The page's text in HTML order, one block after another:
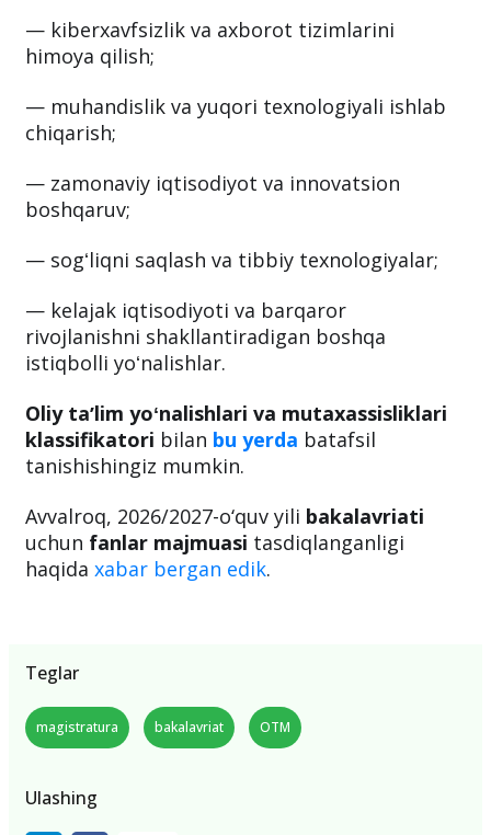
— kiberxavfsizlik va axborot tizimlarini
himoya qilish;
— muhandislik va yuqori texnologiyali ishlab
chiqarish;
— zamonaviy iqtisodiyot va innovatsion
boshqaruv;
— sogʻliqni saqlash va tibbiy texnologiyalar;
— kelajak iqtisodiyoti va barqaror
rivojlanishni shakllantiradigan boshqa
istiqbolli yoʻnalishlar.
Oliy taʼlim yoʻnalishlari va mutaxassisliklari
klassifikatori bilan bu yerda batafsil
tanishishingiz mumkin.
Avvalroq, 2026/2027-o‘quv yili bakalavriati
uchun fanlar majmuasi tasdiqlanganligi
haqida xabar bergan edik.
Teglar
magistratura bakalavriat OTM
Ulashing